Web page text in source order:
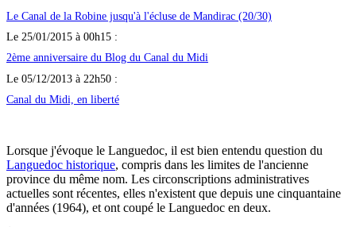
Le Canal de la Robine jusqu'à l'écluse de Mandirac (20/30)
Le 25/01/2015 à 00h15 :
2ème anniversaire du Blog du Canal du Midi
Le 05/12/2013 à 22h50 :
Canal du Midi, en liberté
Lorsque j'évoque le Languedoc, il est bien entendu question du
Languedoc historique, compris dans les limites de l'ancienne
province du même nom. Les circonscriptions administratives
actuelles sont récentes, elles n'existent que depuis une cinquantaine
d'années (1964), et ont coupé le Languedoc en deux.